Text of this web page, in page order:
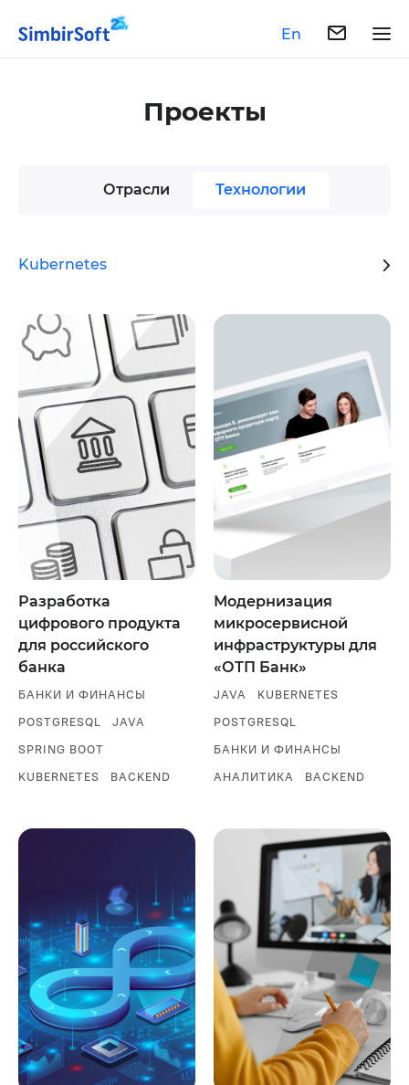
En
Проекты
Отрасли Технологии
Kubernetes
Разработка
цифрового продукта
для российского
банка
БАНКИ И ФИНАНСЫ
POSTGRESQL
JAVA
SPRING BOOT
KUBERNETES
BACKEND
Модернизация
микросервисной
инфраструктуры для
«ОТП Банк»
JAVA
KUBERNETES
POSTGRESQL
БАНКИ И ФИНАНСЫ
АНАЛИТИКА
BACKEND